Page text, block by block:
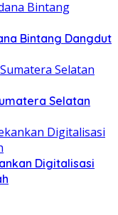
Bintang Dangdut
Selatan
Digitalisasi